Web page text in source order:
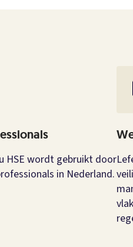
HSE wordt gebruikt door
in Nederland.